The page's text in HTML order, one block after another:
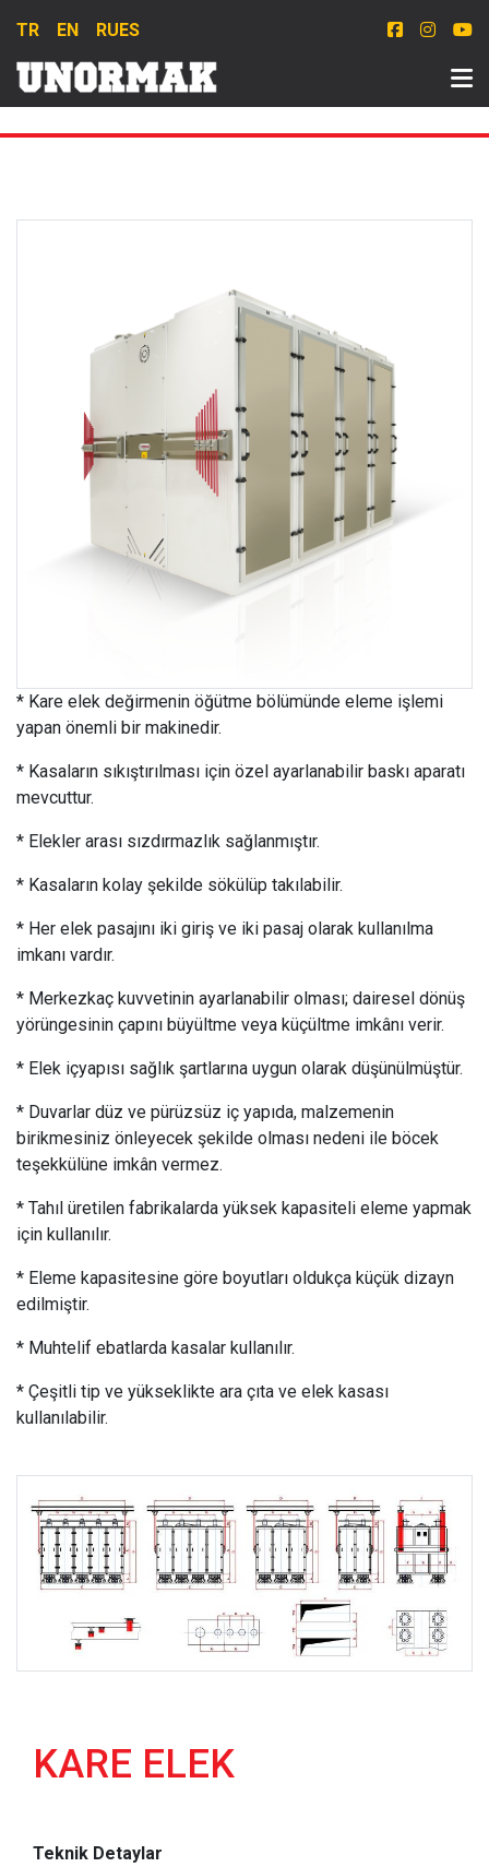
TR EN RUES
* Kare elek değirmenin öğütme bölümünde eleme işlemi
yapan önemli bir makinedir.
* Kasaların sıkıştırılması için özel ayarlanabilir baskı aparatı
mevcuttur.
* Elekler arası sızdırmazlık sağlanmıştır.
* Kasaların kolay şekilde sökülüp takılabilir.
* Her elek pasajını iki giriş ve iki pasaj olarak kullanılma
imkanı vardır.
* Merkezkaç kuvvetinin ayarlanabilir olması; dairesel dönüş
yörüngesinin çapını büyültme veya küçültme imkânı verir.
* Elek içyapısı sağlık şartlarına uygun olarak düşünülmüştür.
* Duvarlar düz ve pürüzsüz iç yapıda, malzemenin
birikmesiniz önleyecek şekilde olması nedeni ile böcek
teşekkülüne imkân vermez.
* Tahıl üretilen fabrikalarda yüksek kapasiteli eleme yapmak
için kullanılır.
* Eleme kapasitesine göre boyutları oldukça küçük dizayn
edilmiştir.
* Muhtelif ebatlarda kasalar kullanılır.
* Çeşitli tip ve yükseklikte ara çıta ve elek kasası
kullanılabilir.
KARE ELEK
Teknik Detaylar